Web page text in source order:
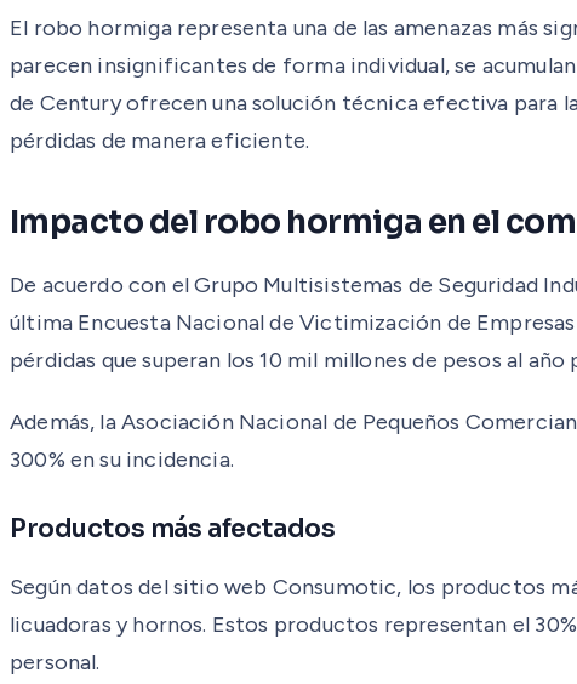
El robo hormiga representa una de las amenazas más
parecen insignificantes de forma individual, se
de Century ofrecen una solución técnica efectiva
pérdidas de manera eficiente.
Impacto del robo hormiga en el
De acuerdo con el Grupo Multisistemas de Seguridad
última Encuesta Nacional de Victimización de
pérdidas que superan los 10 mil millones de pesos al
Además, la Asociación Nacional de Pequeños
300% en su incidencia.
Productos más afectados
Según datos del sitio web Consumotic, los productos
licuadoras y hornos. Estos productos representan el
personal.